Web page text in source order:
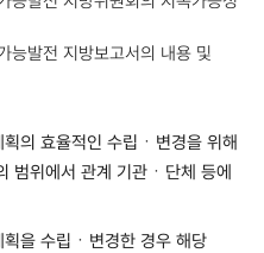
능발전 지방보고서의 내용 및
의 효율적인 수립ㆍ변경을 위해
범위에서 관계 기관ㆍ단체 등에
을 수립ㆍ변경한 경우 해당